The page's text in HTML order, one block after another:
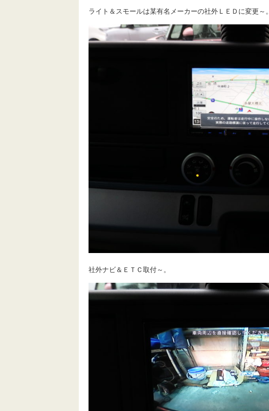
ライト＆スモールは某有名メーカーの社外ＬＥＤに変更～。
社外ナビ＆ＥＴＣ取付～。